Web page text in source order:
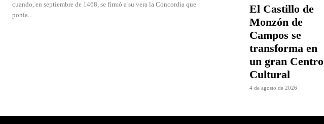
cuando, en septiembre de 1468, se firmó a su vera la Concordia que
ponía...
El Castillo de
Monzón de
Campos se
transforma en
un gran Centro
Cultural
4 de agosto de 2026